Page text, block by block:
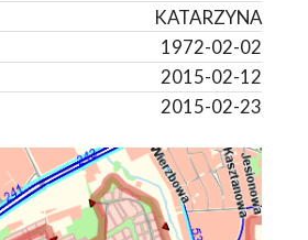
KATARZYNA
1972-02-02
2015-02-12
2015-02-23